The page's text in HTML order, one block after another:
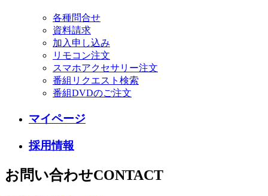
各種問合せ
資料請求
加入申し込み
リモコン注文
スマホアクセサリー注文
番組リクエスト検索
番組DVDのご注文
マイページ
採用情報
お問い合わせCONTACT